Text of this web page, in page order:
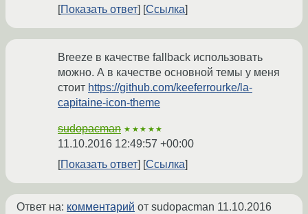
Показать ответ Ссылка
Breeze в качестве fallback использовать
можно. А в качестве основной темы у меня
стоит https://github.com/keeferrourke/la-
capitaine-icon-theme
sudopacman ★★★★★
11.10.2016 12:49:57 +00:00
Показать ответ
Ссылка
Ответ на: комментарий от sudopacman 11.10.2016